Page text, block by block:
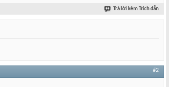
Trả lời kèm Trích dẫn
#2